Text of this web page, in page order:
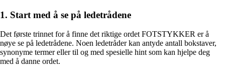
1. Start med å se på ledetrådene
Det første trinnet for å finne det riktige ordet FOTSTYKKER er å
nøye se på ledetrådene. Noen ledetråder kan antyde antall bokstaver,
synonyme termer eller til og med spesielle hint som kan hjelpe deg
med å danne ordet.